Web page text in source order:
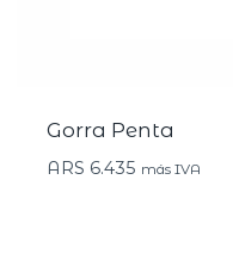
Gorra Penta
ARS 6.435 más IVA